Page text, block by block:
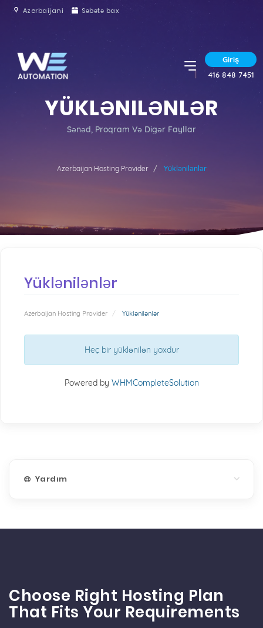
Azerbaijani Səbətə bax
Giriş
416 848 7451
YÜKLƏNILƏNLƏR
Sənəd, Proqram Və Digər Fayllar
Azerbaijan Hosting Provider Yüklənilənlər
Yüklənilənlər
Azerbaijan Hosting Provider Yüklənilənlər
Heç bir yüklənilən yoxdur
Powered by WHMCompleteSolution
Yardım
Choose Right Hosting Plan
That Fits Your Requirements